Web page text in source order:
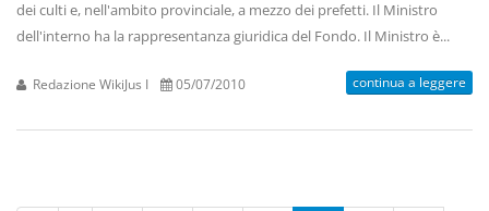
dei culti e, nell'ambito provinciale, a mezzo dei prefetti. Il Ministro
dell'interno ha la rappresentanza giuridica del Fondo. Il Ministro è...
Redazione WikiJus I 05/07/2010 continua a leggere